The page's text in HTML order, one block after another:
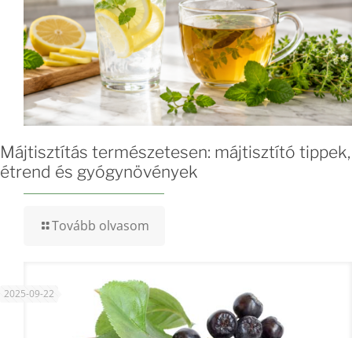
Májtisztítás természetesen: májtisztító tippek,
étrend és gyógynövények
Tovább olvasom
2025-09-22